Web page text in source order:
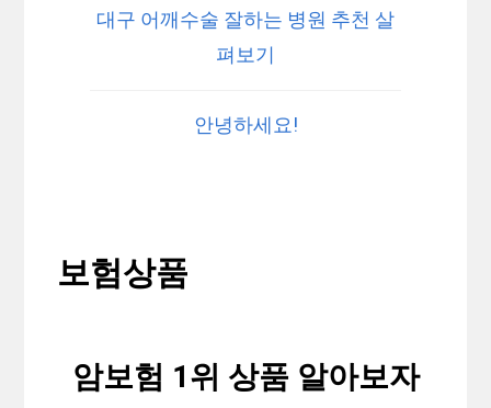
대구 어깨수술 잘하는 병원 추천 살
펴보기
안녕하세요!
보험상품
암보험 1위 상품 알아보자